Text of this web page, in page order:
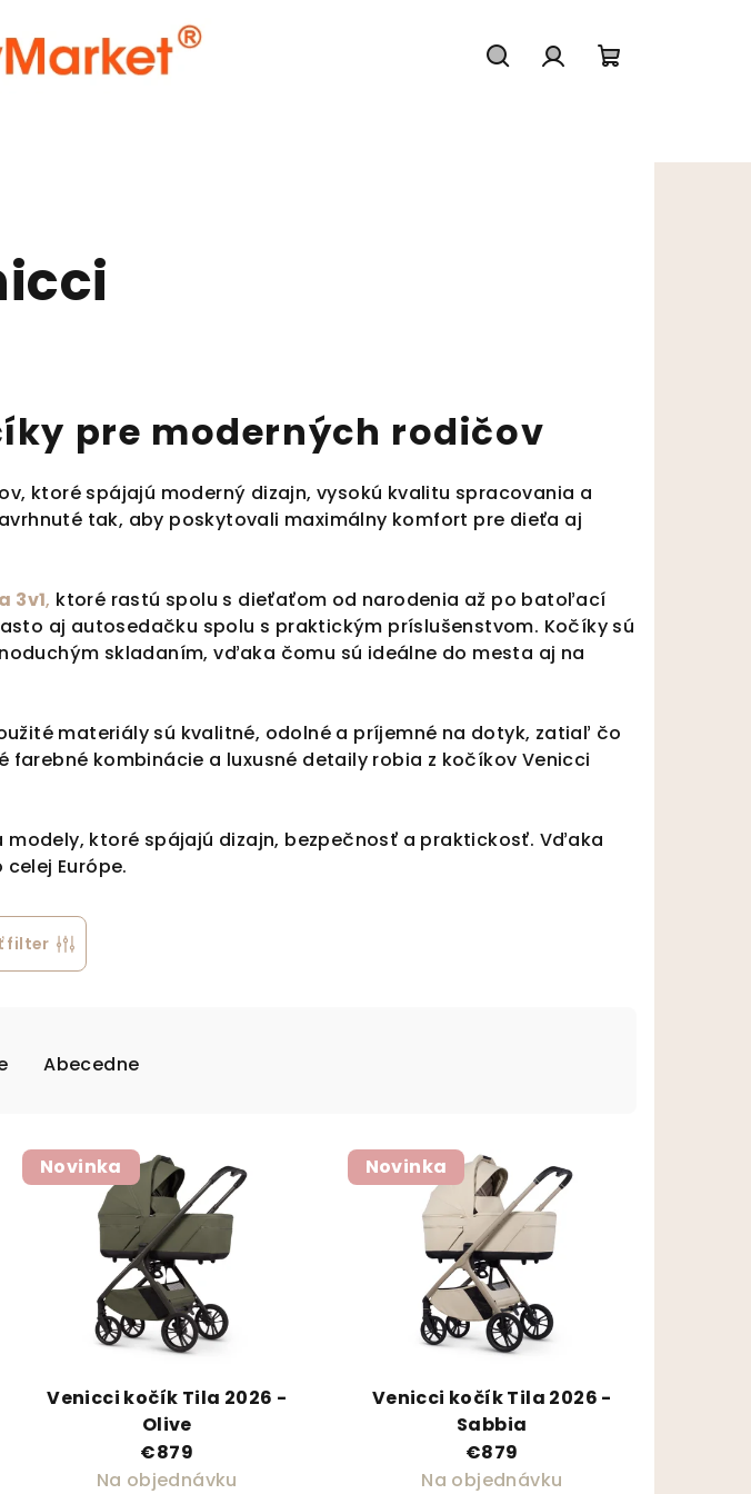
pre moderných rodičov
ktoré spájajú moderný dizajn, vysokú kvalitu spracovania a
tak, aby poskytovali maximálny komfort pre dieťa aj
3v1, ktoré rastú spolu s dieťaťom od narodenia až po batoľací
aj autosedačku spolu s praktickým príslušenstvom. Kočíky sú
skladaním, vďaka čomu sú ideálne do mesta aj na
materiály sú kvalitné, odolné a príjemné na dotyk, zatiaľ čo
kombinácie a luxusné detaily robia z kočíkov Venicci
modely, ktoré spájajú dizajn, bezpečnosť a praktickosť. Vďaka
Európe.
filter
Abecedne
Novinka
Venicci kočík Tila 2026 -
Olive
€879
Na objednávku
Novinka
Venicci kočík Tila 2026 -
Sabbia
€879
Na objednávku